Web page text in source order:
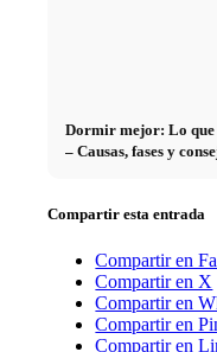
Dormir mejor: Lo que
– Causas, fases y
Compartir esta entrada
Compartir en
Compartir en X
Compartir en
Compartir en
Compartir en